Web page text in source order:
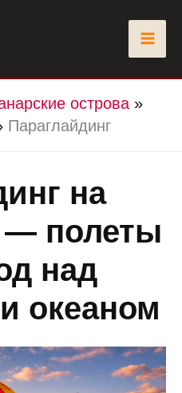
острова »
Параглайдинг
на
— полеты
над
океаном